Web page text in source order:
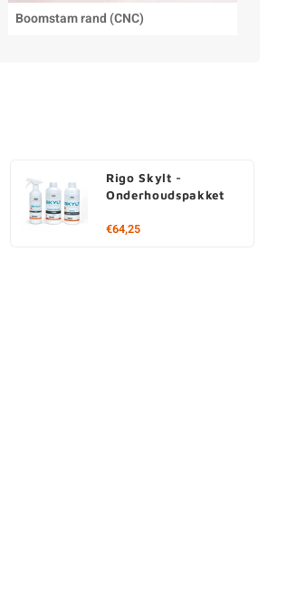
Boomstam rand (CNC)
Rigo Skylt -
Onderhoudspakket
€64,25